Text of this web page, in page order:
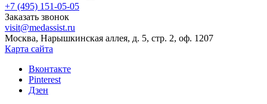
+7 (495) 151-05-05
Заказать звонок
visit@medassist.ru
Москва, Нарышкинская аллея, д. 5, стр. 2, оф. 1207
Карта сайта
Вконтакте
Pinterest
Дзен